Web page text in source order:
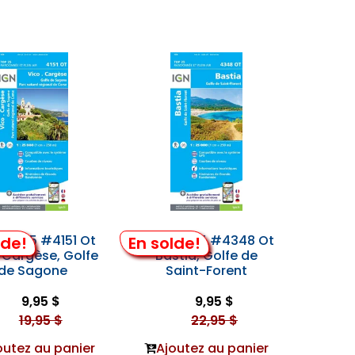
25 #4151 Ot
Golfe
Sagone
9,95 $
19,95 $
au panier
En solde!
Ign Top 25 #4348 Ot
Bastia, Golfe de
Saint-Forent
9,95 $
22,95 $
Ajoutez au panier